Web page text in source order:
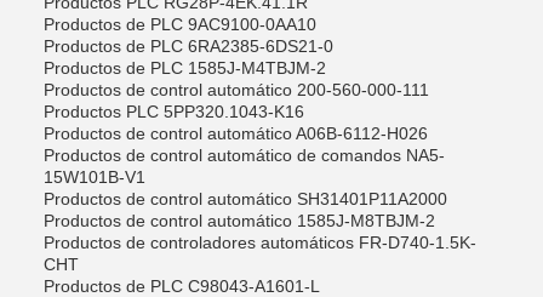
Productos de PLC 9AC9100-0AA10
Productos de PLC 6RA2385-6DS21-0
Productos de PLC 1585J-M4TBJM-2
Productos de control automático 200-560-000-111
Productos PLC 5PP320.1043-K16
Productos de control automático A06B-6112-H026
Productos de control automático de comandos NA5-
15W101B-V1
Productos de control automático SH31401P11A2000
Productos de control automático 1585J-M8TBJM-2
Productos de controladores automáticos FR-D740-1.5K-
CHT
Productos de PLC C98043-A1601-L